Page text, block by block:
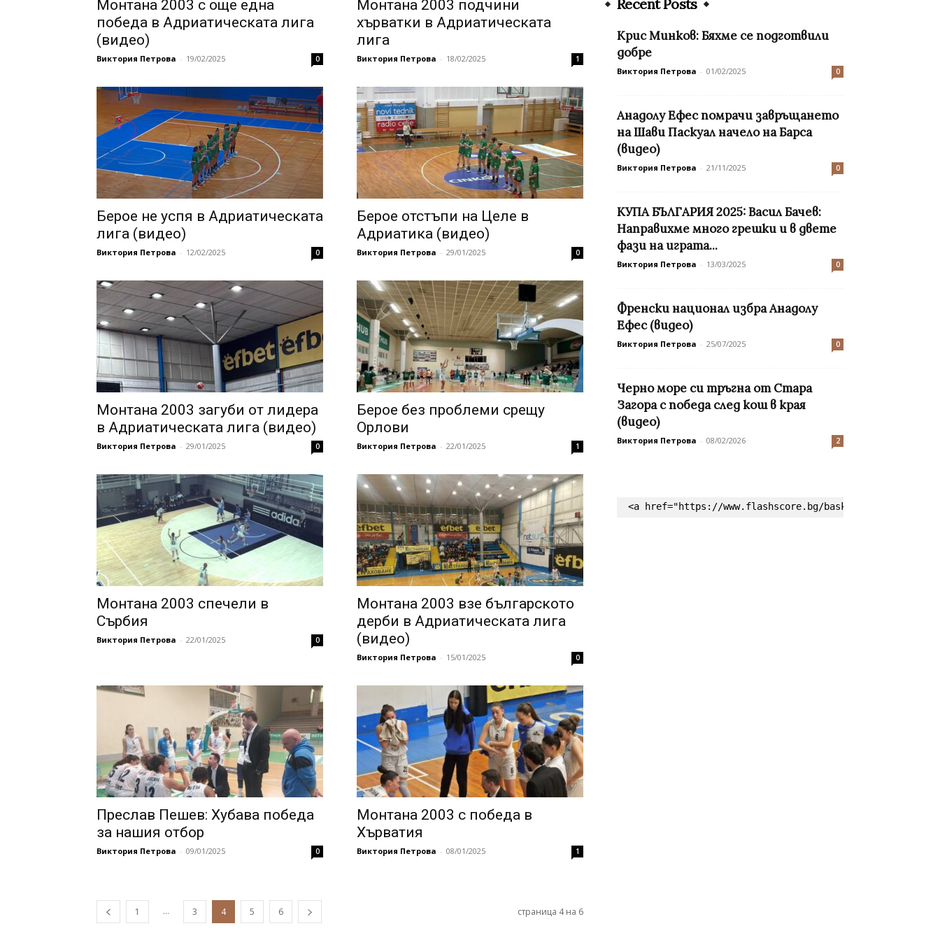
Монтана 2003 с още една
победа в Адриатическата лига
(видео)
Виктория Петрова - 19/02/2025 0
Монтана 2003 подчини
хърватки в Адриатическата
лига
Виктория Петрова - 18/02/2025 1
Берое не успя в Адриатическата
лига (видео)
Виктория Петрова - 12/02/2025 0
Берое отстъпи на Целе в
Адриатика (видео)
Виктория Петрова - 29/01/2025 0
Монтана 2003 загуби от лидера
в Адриатическата лига (видео)
Виктория Петрова - 29/01/2025 0
Берое без проблеми срещу
Орлови
Виктория Петрова - 22/01/2025 1
Монтана 2003 спечели в
Сърбия
Виктория Петрова - 22/01/2025 0
Монтана 2003 взе българското
дерби в Адриатическата лига
(видео)
Виктория Петрова - 15/01/2025 0
Преслав Пешев: Хубава победа
за нашия отбор
Виктория Петрова - 09/01/2025 0
Монтана 2003 с победа в
Хърватия
Виктория Петрова - 08/01/2025 1
1 ... 3 4 5 6 страница 4 на 6
Recent Posts
Крис Минков: Бяхме се подготвили
добре
Виктория Петрова - 01/02/2025 0
Анадолу Ефес помрачи завръщането
на Шави Паскуал начело на Барса
(видео)
Виктория Петрова - 21/11/2025 0
КУПА БЪЛГАРИЯ 2025: Васил Бачев:
Направихме много грешки и в двете
фази на играта...
Виктория Петрова - 13/03/2025 0
Френски национал избра Анадолу
Ефес (видео)
Виктория Петрова - 25/07/2025 0
Черно море си тръгна от Стара
Загора с победа след кош в края
(видео)
Виктория Петрова - 08/02/2026 2
<a href="https://www.flashscore.bg/basketball/"